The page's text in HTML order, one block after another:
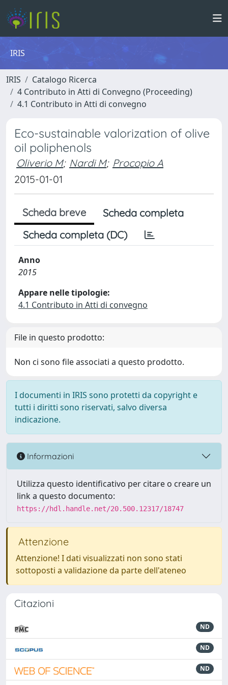
IRIS
IRIS
Catalogo Ricerca
4 Contributo in Atti di Convegno (Proceeding)
4.1 Contributo in Atti di convegno
Eco-sustainable valorization of olive
oil poliphenols
Oliverio M; Nardi M; Procopio A
2015-01-01
Scheda breve
Scheda completa
Scheda completa (DC)
Anno
2015
Appare nelle tipologie:
4.1 Contributo in Atti di convegno
File in questo prodotto:
Non ci sono file associati a questo prodotto.
I documenti in IRIS sono protetti da copyright e
tutti i diritti sono riservati, salvo diversa
indicazione.
Informazioni
Utilizza questo identificativo per citare o creare un
link a questo documento:
https://hdl.handle.net/20.500.12317/18747
Attenzione
Attenzione! I dati visualizzati non sono stati
sottoposti a validazione da parte dell'ateneo
Citazioni
ND
ND
ND